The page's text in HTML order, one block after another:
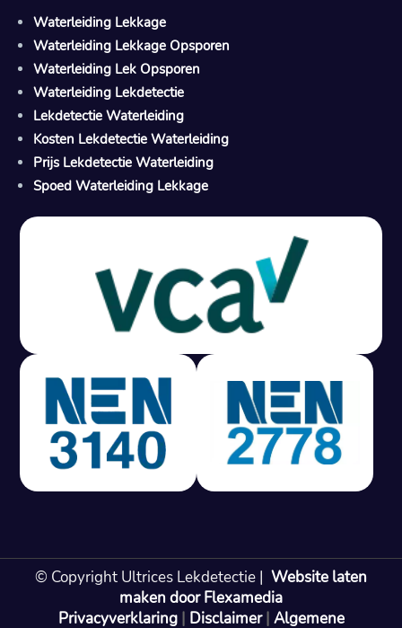
M
Gratis offerte in 24 uur
Geen lekkage? Geen betaling.
Vast tarief van € 395,- exc btw.
Rapport binnen 3 werkdagen.
100% RIsicovrij.
Vaak vergoed door verzekeraar.
Gratis offerte in 24 uur
Waterleiding Lekkage
Waterleiding Lekkage Opsporen
Waterleiding Lek Opsporen
Waterleiding Lekdetectie
Lekdetectie Waterleiding
Kosten Lekdetectie Waterleiding
Prijs Lekdetectie Waterleiding
Spoed Waterleiding Lekkage
© Copyright Ultrices Lekdetectie | Website laten
maken door Flexamedia
Privacyverklaring| Disclaimer| Algemene